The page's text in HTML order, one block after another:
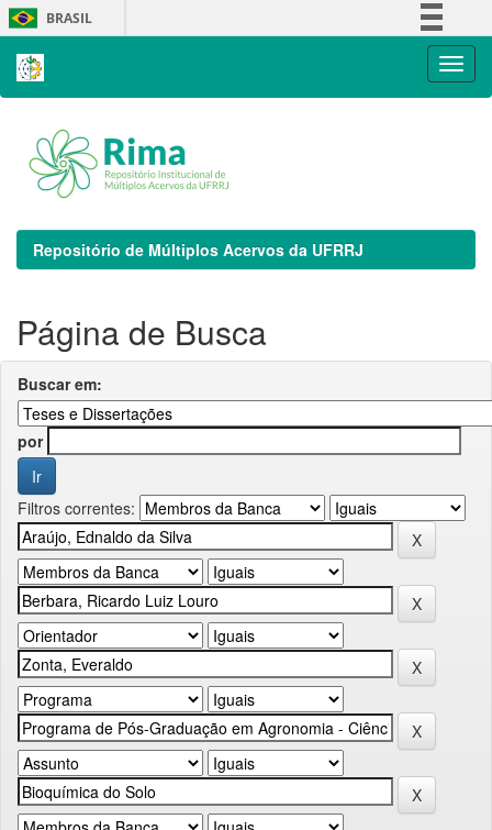
Skip
navigation
BRASIL
Repositório de Múltiplos Acervos da UFRRJ
Página de Busca
Buscar em:
por
Filtros correntes: